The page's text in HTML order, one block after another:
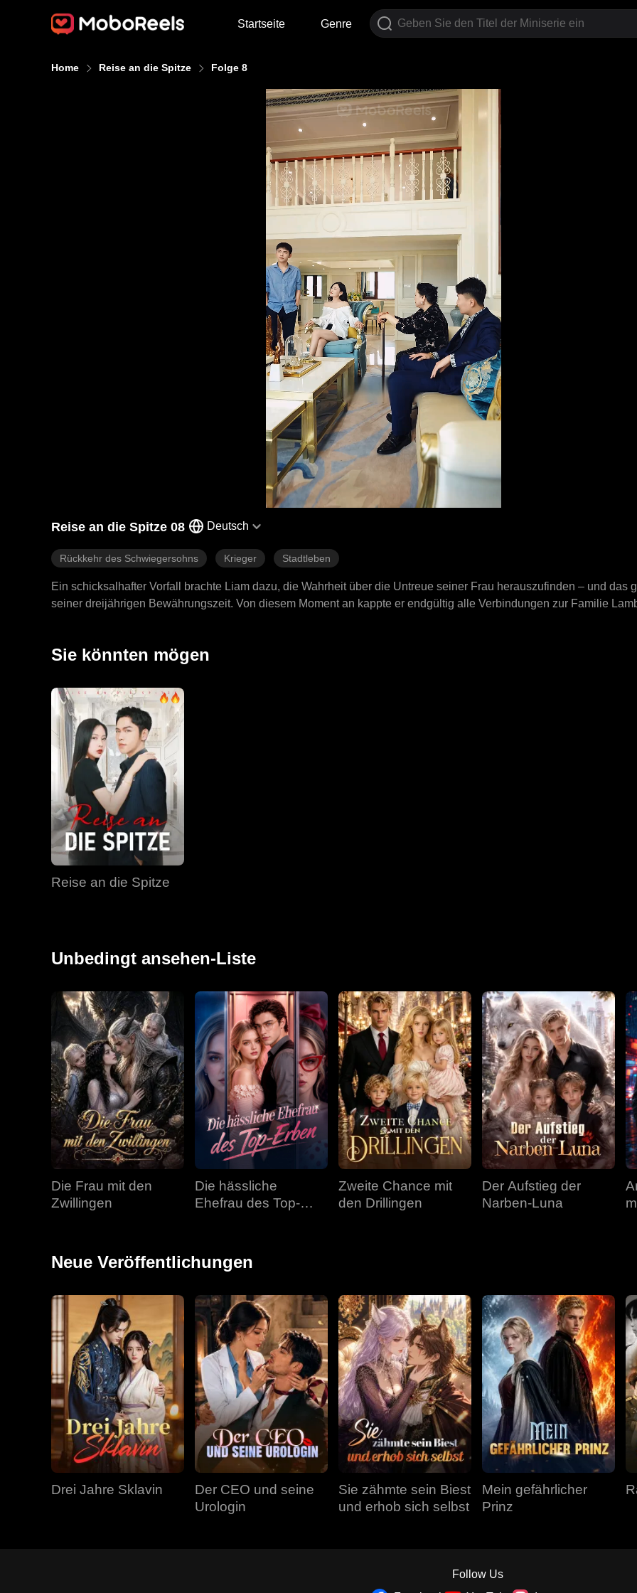
Startseite Genre
Home Reise an die Spitze Folge 8
Reise an die Spitze 08 Deutsch
Rückkehr des Schwiegersohns Krieger Stadtleben
Ein schicksalhafter Vorfall brachte Liam dazu, die Wahrheit über die Untreue seiner Frau herauszufinden – und das
seiner dreijährigen Bewährungszeit. Von diesem Moment an kappte er endgültig alle Verbindungen zur Familie
Sie könnten mögen
Reise an die Spitze
Unbedingt ansehen-Liste
Die Frau mit den
Zwillingen
Die hässliche
Ehefrau des Top-
Zweite Chance mit
den Drillingen
Der Aufstieg der
Narben-Luna
Neue Veröffentlichungen
Drei Jahre Sklavin
Der CEO und seine
Urologin
Sie zähmte sein Biest
und erhob sich selbst
Mein gefährlicher
Prinz
Follow Us